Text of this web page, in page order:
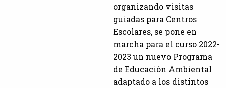
organizando visitas
guiadas para Centros
Escolares, se pone en
marcha para el curso 2022-
2023 un nuevo Programa
de Educación Ambiental
adaptado a los distintos